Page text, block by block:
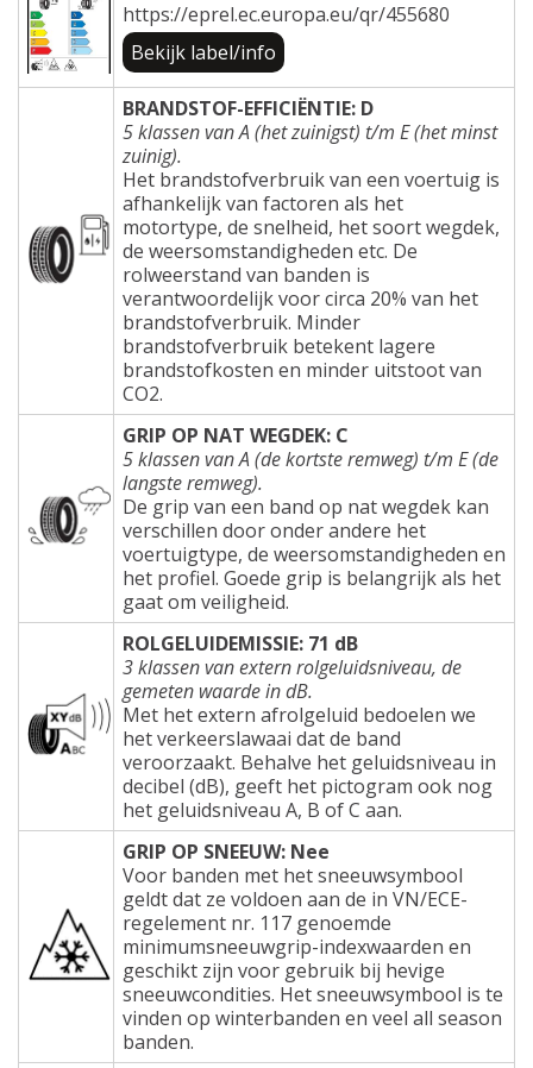
https://eprel.ec.europa.eu/qr/455680
Bekijk label/info
BRANDSTOF-EFFICIËNTIE: D
5 klassen van A (het zuinigst) t/m E (het minst
zuinig).
Het brandstofverbruik van een voertuig is
afhankelijk van factoren als het
motortype, de snelheid, het soort wegdek,
de weersomstandigheden etc. De
rolweerstand van banden is
verantwoordelijk voor circa 20% van het
brandstofverbruik. Minder
brandstofverbruik betekent lagere
brandstofkosten en minder uitstoot van
CO2.
GRIP OP NAT WEGDEK: C
5 klassen van A (de kortste remweg) t/m E (de
langste remweg).
De grip van een band op nat wegdek kan
verschillen door onder andere het
voertuigtype, de weersomstandigheden en
het profiel. Goede grip is belangrijk als het
gaat om veiligheid.
ROLGELUIDEMISSIE: 71 dB
3 klassen van extern rolgeluidsniveau, de
gemeten waarde in dB.
Met het extern afrolgeluid bedoelen we
het verkeerslawaai dat de band
veroorzaakt. Behalve het geluidsniveau in
decibel (dB), geeft het pictogram ook nog
het geluidsniveau A, B of C aan.
GRIP OP SNEEUW: Nee
Voor banden met het sneeuwsymbool
geldt dat ze voldoen aan de in VN/ECE-
regelement nr. 117 genoemde
minimumsneeuwgrip-indexwaarden en
geschikt zijn voor gebruik bij hevige
sneeuwcondities. Het sneeuwsymbool is te
vinden op winterbanden en veel all season
banden.